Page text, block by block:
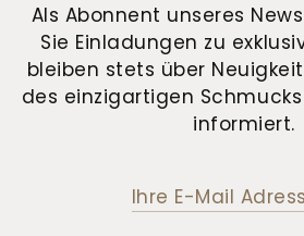
Als Abonnent unseres
Sie Einladungen zu
bleiben stets über
des einzigartigen
informiert.